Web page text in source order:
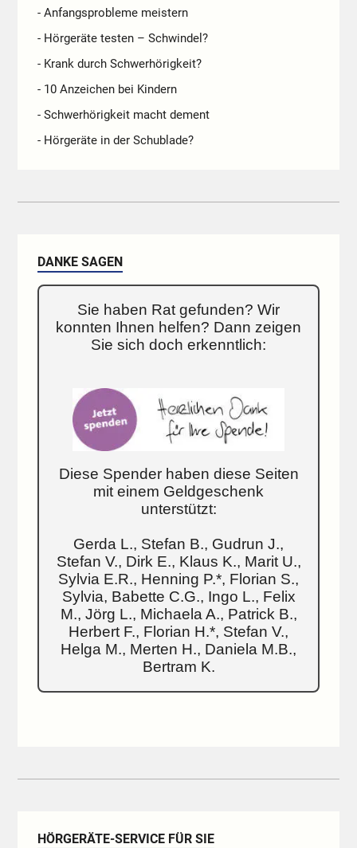
- Anfangsprobleme meistern
- Hörgeräte testen – Schwindel?
- Krank durch Schwerhörigkeit?
- 10 Anzeichen bei Kindern
- Schwerhörigkeit macht dement
- Hörgeräte in der Schublade?
DANKE SAGEN
Sie haben Rat gefunden? Wir
konnten Ihnen helfen? Dann zeigen
Sie sich doch erkenntlich:
Diese Spender haben diese Seiten
mit einem Geldgeschenk
unterstützt:
Gerda L., Stefan B., Gudrun J.,
Stefan V., Dirk E., Klaus K., Marit U.,
Sylvia E.R., Henning P.*, Florian S.,
Sylvia, Babette C.G., Ingo L., Felix
M., Jörg L., Michaela A., Patrick B.,
Herbert F., Florian H.*, Stefan V.,
Helga M., Merten H., Daniela M.B.,
Bertram K.
HÖRGERÄTE-SERVICE FÜR SIE